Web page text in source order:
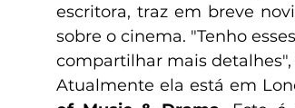
escritora, traz em breve
sobre o cinema. "Tenho
compartilhar mais
Atualmente ela está em